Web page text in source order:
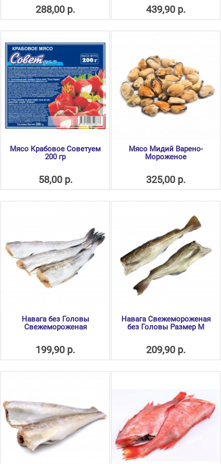
288,00 р. 439,90 р.
Мясо Крабовое Советуем
200 гр
58,00 р.
Мясо Мидий Варено-
Мороженое
325,00 р.
Навага без Головы
Свежемороженая
199,90 р.
Навага Свежемороженая
без Головы Размер М
209,90 р.